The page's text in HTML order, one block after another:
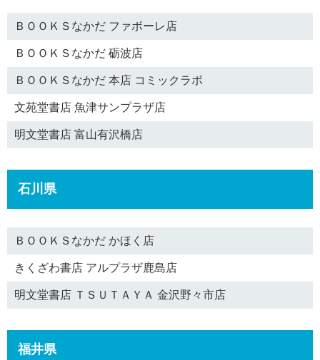
ＢＯＯＫＳなかだ ファボーレ店
ＢＯＯＫＳなかだ 砺波店
ＢＯＯＫＳなかだ 本店 コミックラボ
文苑堂書店 魚津サンプラザ店
明文堂書店 富山有沢橋店
石川県
ＢＯＯＫＳなかだ かほく店
きくざわ書店 アルプラザ鹿島店
明文堂書店 ＴＳＵＴＡＹＡ 金沢野々市店
福井県